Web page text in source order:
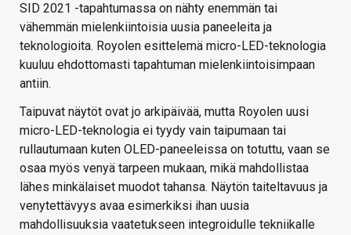
SID 2021 -tapahtumassa on nähty enemmän tai
vähemmän mielenkiintoisia uusia paneeleita ja
teknologioita. Royolen esittelemä micro-LED-teknologia
kuuluu ehdottomasti tapahtuman mielenkiintoisimpaan
antiin.
Taipuvat näytöt ovat jo arkipäivää, mutta Royolen uusi
micro-LED-teknologia ei tyydy vain taipumaan tai
rullautumaan kuten OLED-paneeleissa on totuttu, vaan se
osaa myös venyä tarpeen mukaan, mikä mahdollistaa
lähes minkälaiset muodot tahansa. Näytön taiteltavuus ja
venytettävyys avaa esimerkiksi ihan uusia
mahdollisuuksia vaatetukseen integroidulle tekniikalle